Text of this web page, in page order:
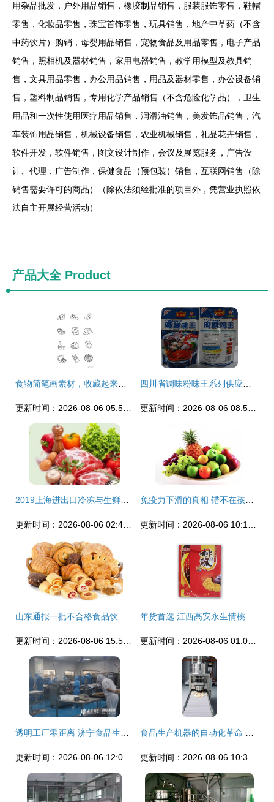
用杂品批发，户外用品销售，橡胶制品销售，服装服饰零售，鞋帽
零售，化妆品零售，珠宝首饰零售，玩具销售，地产中草药（不含
中药饮片）购销，母婴用品销售，宠物食品及用品零售，电子产品
销售，照相机及器材销售，家用电器销售，教学用模型及教具销
售，文具用品零售，办公用品销售，用品及器材零售，办公设备销
售，塑料制品销售，专用化学产品销售（不含危险化学品），卫生
用品和一次性使用医疗用品销售，润滑油销售，美发饰品销售，汽
车装饰用品销售，机械设备销售，农业机械销售，礼品花卉销售，
软件开发，软件销售，图文设计制作，会议及展览服务，广告设
计、代理，广告制作，保健食品（预包装）销售，互联网销售（除
销售需要许可的商品）（除依法须经批准的项目外，凭营业执照依
法自主开展经营活动）
产品大全Product